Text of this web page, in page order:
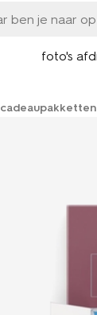
foto's
cadeaupakketten